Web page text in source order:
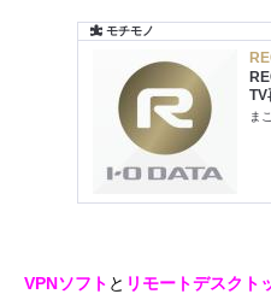
VPNソフト と リモートデスクト